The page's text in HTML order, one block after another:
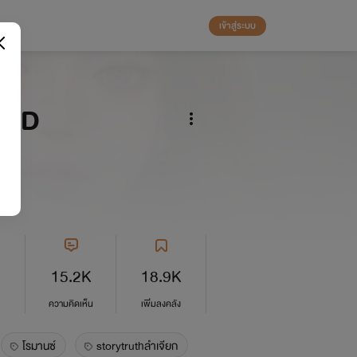
เข้าสู่ระบบ
15.2K
ความคิดเห็น
18.9K
เพิ่มลงคลัง
โรมานซ์
storytruthลำเจียก